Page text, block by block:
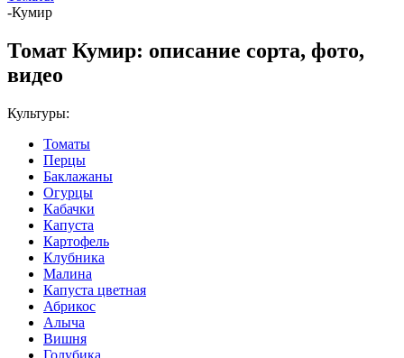
-Кумир
Томат Кумир: описание сорта, фото,
видео
Культуры:
Томаты
Перцы
Баклажаны
Огурцы
Кабачки
Капуста
Картофель
Клубника
Малина
Капуста цветная
Абрикос
Алыча
Вишня
Голубика